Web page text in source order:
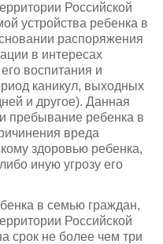
Российской
устройства ребенка в
распоряжения
в интересах
воспитания и
каникул, выходных
и другое). Данная
пребывание ребенка в
вреда
здоровью ребенка,
иную угрозу его
в семью граждан,
Российской
срок не более чем три